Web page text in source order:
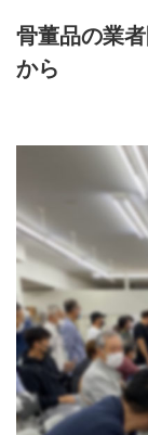
骨董品の業
から